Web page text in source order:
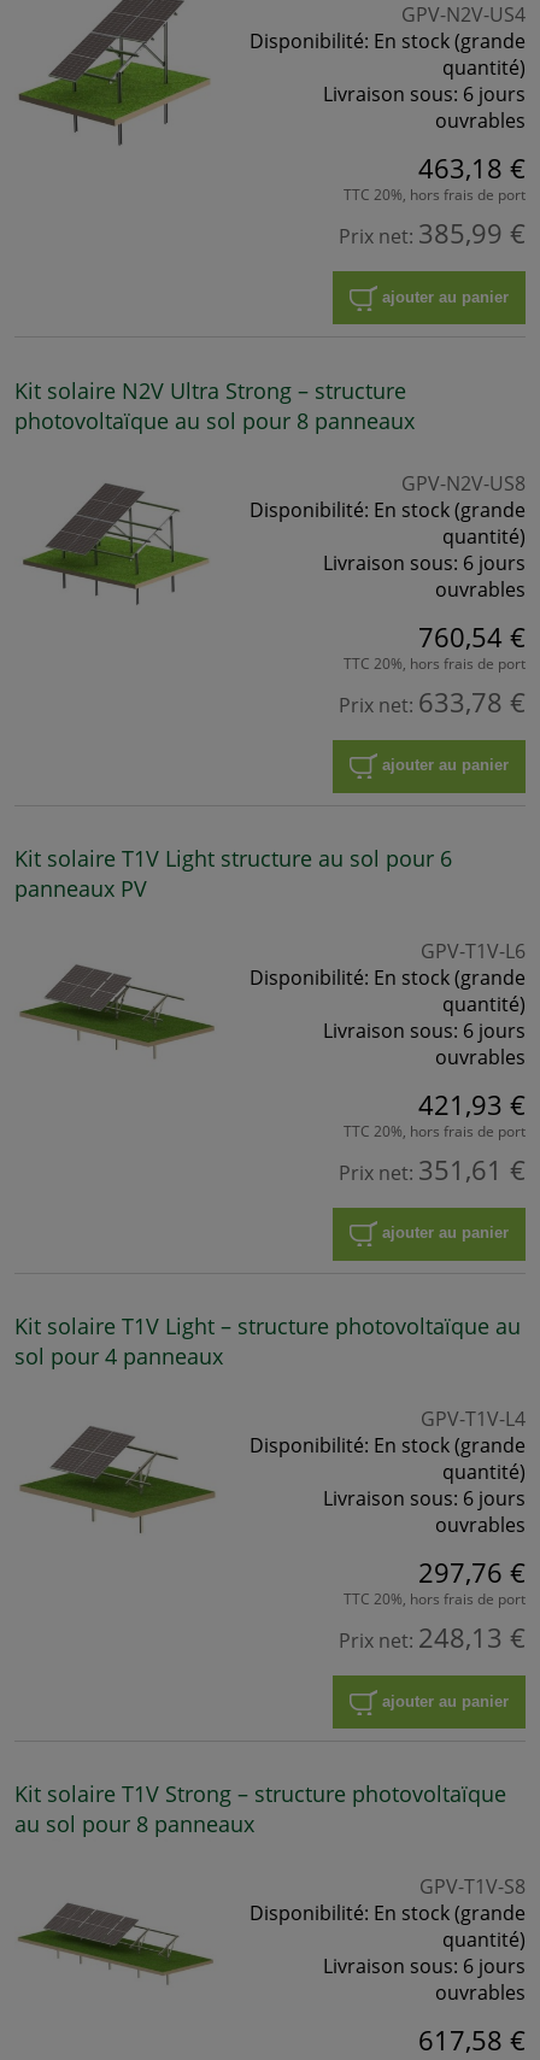
GPV-N2V-US4
Disponibilité: En stock (grande
quantité)
Livraison sous: 6 jours
ouvrables
463,18 €
TTC 20%, hors frais de port
Prix net: 385,99 €
ajouter au panier
Kit solaire N2V Ultra Strong – structure
photovoltaïque au sol pour 8 panneaux
GPV-N2V-US8
Disponibilité: En stock (grande
quantité)
Livraison sous: 6 jours
ouvrables
760,54 €
TTC 20%, hors frais de port
Prix net: 633,78 €
ajouter au panier
Kit solaire T1V Light structure au sol pour 6
panneaux PV
GPV-T1V-L6
Disponibilité: En stock (grande
quantité)
Livraison sous: 6 jours
ouvrables
421,93 €
TTC 20%, hors frais de port
Prix net: 351,61 €
ajouter au panier
Kit solaire T1V Light – structure photovoltaïque au
sol pour 4 panneaux
GPV-T1V-L4
Disponibilité: En stock (grande
quantité)
Livraison sous: 6 jours
ouvrables
297,76 €
TTC 20%, hors frais de port
Prix net: 248,13 €
ajouter au panier
Kit solaire T1V Strong – structure photovoltaïque
au sol pour 8 panneaux
GPV-T1V-S8
Disponibilité: En stock (grande
quantité)
Livraison sous: 6 jours
ouvrables
617,58 €